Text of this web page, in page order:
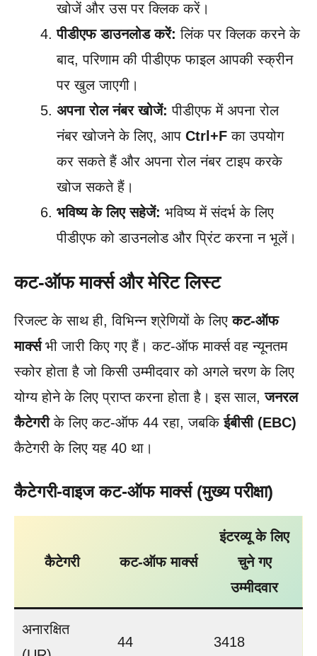
खोजें और उस पर क्लिक करें।
पीडीएफ डाउनलोड करें: लिंक पर क्लिक करने के
बाद, परिणाम की पीडीएफ फाइल आपकी स्क्रीन
पर खुल जाएगी।
अपना रोल नंबर खोजें: पीडीएफ में अपना रोल
नंबर खोजने के लिए, आप Ctrl+F का उपयोग
कर सकते हैं और अपना रोल नंबर टाइप करके
खोज सकते हैं।
भविष्य के लिए सहेजें: भविष्य में संदर्भ के लिए
पीडीएफ को डाउनलोड और प्रिंट करना न भूलें।
कट-ऑफ मार्क्स और मेरिट लिस्ट
रिजल्ट के साथ ही, विभिन्न श्रेणियों के लिएकट-ऑफ
मार्क्सभी जारी किए गए हैं। कट-ऑफ मार्क्स वह न्यूनतम
स्कोर होता है जो किसी उम्मीदवार को अगले चरण के लिए
योग्य होने के लिए प्राप्त करना होता है। इस साल,जनरल
कैटेगरीके लिए कट-ऑफ 44 रहा, जबकिईबीसी (EBC)
कैटेगरी के लिए यह 40 था।
कैटेगरी-वाइज कट-ऑफ मार्क्स (मुख्य परीक्षा)
कैटेगरी कट-ऑफ मार्क्स
इंटरव्यू के लिए
चुने गए
उम्मीदवार
अनारक्षित
44 3418